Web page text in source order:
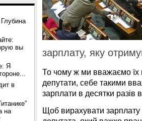
вы
Я
в
на
зарплату, яку
То чому ж ми вважаємо
депутати, себе такими
зарплати в десятки разів
Щоб вирахувати зарплату